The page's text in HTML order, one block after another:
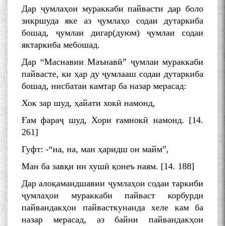
Дар ҷумлаҳои мураккаби пайвасти дар боло
зикршуда яке аз ҷумлаҳо содаи дутаркиба
бошад, ҷумлаи дигар(дуюм) ҷумлаи содаи
яктаркиба мебошад.
Дар “Маснавии Маънавӣ” ҷумлаи мураккаби
пайвасте, ки ҳар ду ҷумлааш содаи дутаркиба
бошад, нисбатаи камтар ба назар мерасад:
Хок зар шуд, ҳайати хокӣ намонд,
Ғам фараҷ шуд, Хори ғамнокӣ намонд. [14.
261]
Гуфт: -“на, на, ман ҳаридш он майм”,
Ман ба завқи ин хушӣ қонеъ наям. [14. 188]
Дар алоқамандшавии ҷумлаҳои содаи таркиби
ҷумлаҳои мураккаби пайваст корбурди
пайвандакҳои пайвасткунанда хеле кам ба
назар мерасад, аз байни пайвандакҳои